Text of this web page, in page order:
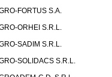
FORTUS S.A.
ORHEI S.R.L.
SADIM S.R.L.
SOLIDACS S.R.L.